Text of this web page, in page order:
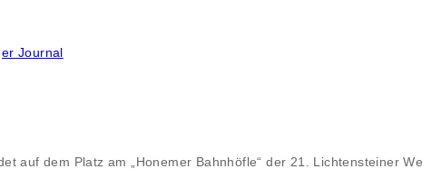
Journal
auf dem Platz am „Honemer Bahnhöfle“ der 21. Lichtensteiner